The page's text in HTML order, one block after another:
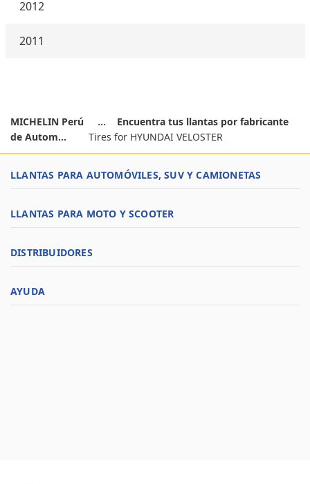
2012
2011
MICHELIN Perú
Encuentra tus llantas por fabricante
de Autom...
Tires for HYUNDAI VELOSTER
LLANTAS PARA AUTOMÓVILES, SUV Y CAMIONETAS
LLANTAS PARA MOTO Y SCOOTER
DISTRIBUIDORES
AYUDA